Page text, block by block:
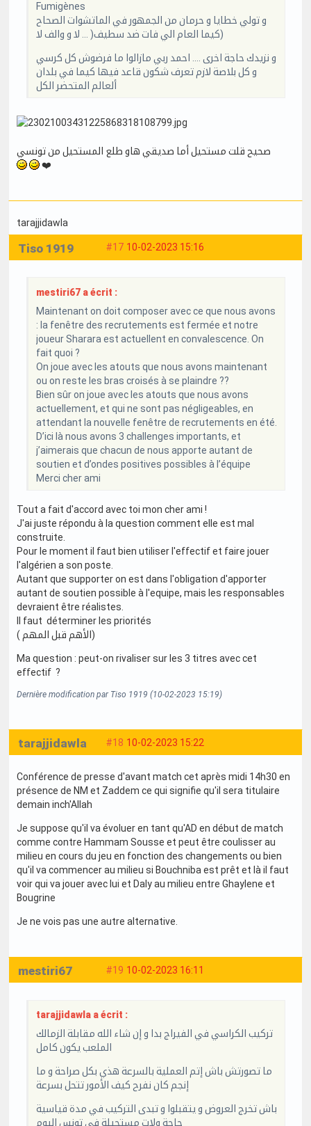
Fumigènes
و تولي خطايا و حرمان من الجمهور في الماتشوات الصحاح
(كيما العام الي فات ضد سطيف( … لا و والف لا
و نزيدك حاجة اخرى …. احمد ربي مازالوا ما فرضوش كل كرسي
و كل بلاصة لازم تعرف شكون قاعد فيها كيما في بلدان
ألعالم المتحضر الكل
صحيح قلت مستحيل أما صديقي هاو طلع المستحيل من تونسي
❤️
tarajjidawla
#17 10-02-2023 15:16
Tiso 1919
mestiri67 a écrit :
Maintenant on doit composer avec ce que nous avons
: la fenêtre des recrutements est fermée et notre
joueur Sharara est actuellent en convalescence. On
fait quoi ?
On joue avec les atouts que nous avons maintenant
ou on reste les bras croisés à se plaindre ??
Bien sûr on joue avec les atouts que nous avons
actuellement, et qui ne sont pas négligeables, en
attendant la nouvelle fenêtre de recrutements en été.
D’ici là nous avons 3 challenges importants, et
j’aimerais que chacun de nous apporte autant de
soutien et d’ondes positives possibles à l’équipe
Merci cher ami
Tout a fait d'accord avec toi mon cher ami !
J'ai juste répondu à la question comment elle est mal
construite.
Pour le moment il faut bien utiliser l'effectif et faire jouer
l'algérien a son poste.
Autant que supporter on est dans l'obligation d'apporter
autant de soutien possible à l'equipe, mais les responsables
devraient être réalistes.
Il faut déterminer les priorités
( الأهم قبل المهم)
Ma question : peut-on rivaliser sur les 3 titres avec cet
effectif ?
Dernière modification par Tiso 1919 (10-02-2023 15:19)
#18 10-02-2023 15:22
tarajjidawla
Conférence de presse d'avant match cet après midi 14h30 en
présence de NM et Zaddem ce qui signifie qu'il sera titulaire
demain inch'Allah
Je suppose qu'il va évoluer en tant qu'AD en début de match
comme contre Hammam Sousse et peut être coulisser au
milieu en cours du jeu en fonction des changements ou bien
qu'il va commencer au milieu si Bouchniba est prêt et là il faut
voir qui va jouer avec lui et Daly au milieu entre Ghaylene et
Bougrine
Je ne vois pas une autre alternative.
#19 10-02-2023 16:11
mestiri67
tarajjidawla a écrit :
تركيب الكراسي في الفيراج بدا و إن شاء الله مقابلة الزمالك
الملعب يكون كامل
ما تصورتش باش إتم العملية بالسرعة هذي بكل صراحة و ما
إنجم كان نفرح كيف الأمور تتحل بسرعة
باش تخرج العروض و يتقبلوا و تبدى التركيب في مدة قياسية
حاجة ولات مستحيلة في تونس اليوم